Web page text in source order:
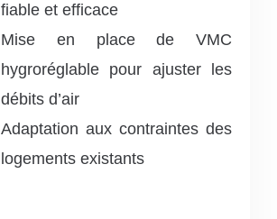
fiable et efficace
Mise en place de VMC
hygroréglable pour ajuster les
débits d’air
Adaptation aux contraintes des
logements existants